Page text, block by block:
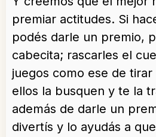
premiar actitudes. Si
podés darle un premio,
cabecita; rascarles el
juegos como ese de
ellos la busquen y te la
además de darle un
divertís y lo ayudás a